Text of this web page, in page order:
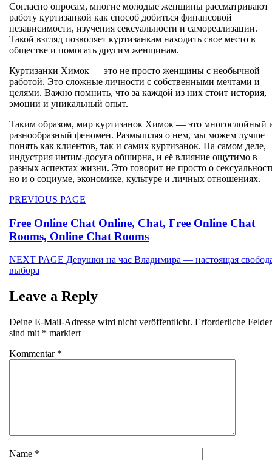
Согласно опросам, многие молодые женщины рассматривают
работу куртизанкой как способ добиться финансовой
независимости, изучения сексуальности и самореализации.
Такой взгляд позволяет куртизанкам находить свое место в
обществе и помогать другим женщинам.
Куртизанки Химок — это не просто женщины с необычной
работой. Это сложные личности с собственными мечтами и
целями. Важно помнить, что за каждой из них стоит история,
эмоции и уникальный опыт.
Таким образом, мир куртизанок Химок — это многослойный
разнообразный феномен. Размышляя о нем, мы можем лучше
понять как клиентов, так и самих куртизанок. На самом деле,
индустрия интим-досуга обширна, и её влияние ощутимо в
разных аспектах жизни. Это говорит не просто о
но и о социуме, экономике, культуре и личных отношениях.
Beitragsnavigation
PREVIOUS PAGE
Free Online Chat Online, Chat, Free Online Chat
Rooms, Online Chat Rooms
NEXT PAGE Next
Девушки на час Владимира — настоящая
выбора
Leave a Reply
Deine E-Mail-Adresse wird nicht veröffentlicht. Erforderliche Felder
sind mit * markiert
Kommentar *
Name *